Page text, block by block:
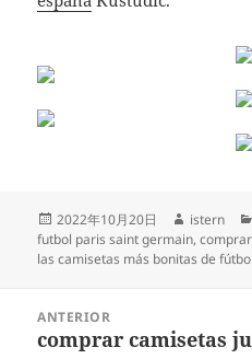
Publicado
el
2022年10月20日 Autor
istern
futbol paris saint germain,
las camisetas más bonitas de fútbol
entradas
ANTERIOR
Entrada
comprar camisetas